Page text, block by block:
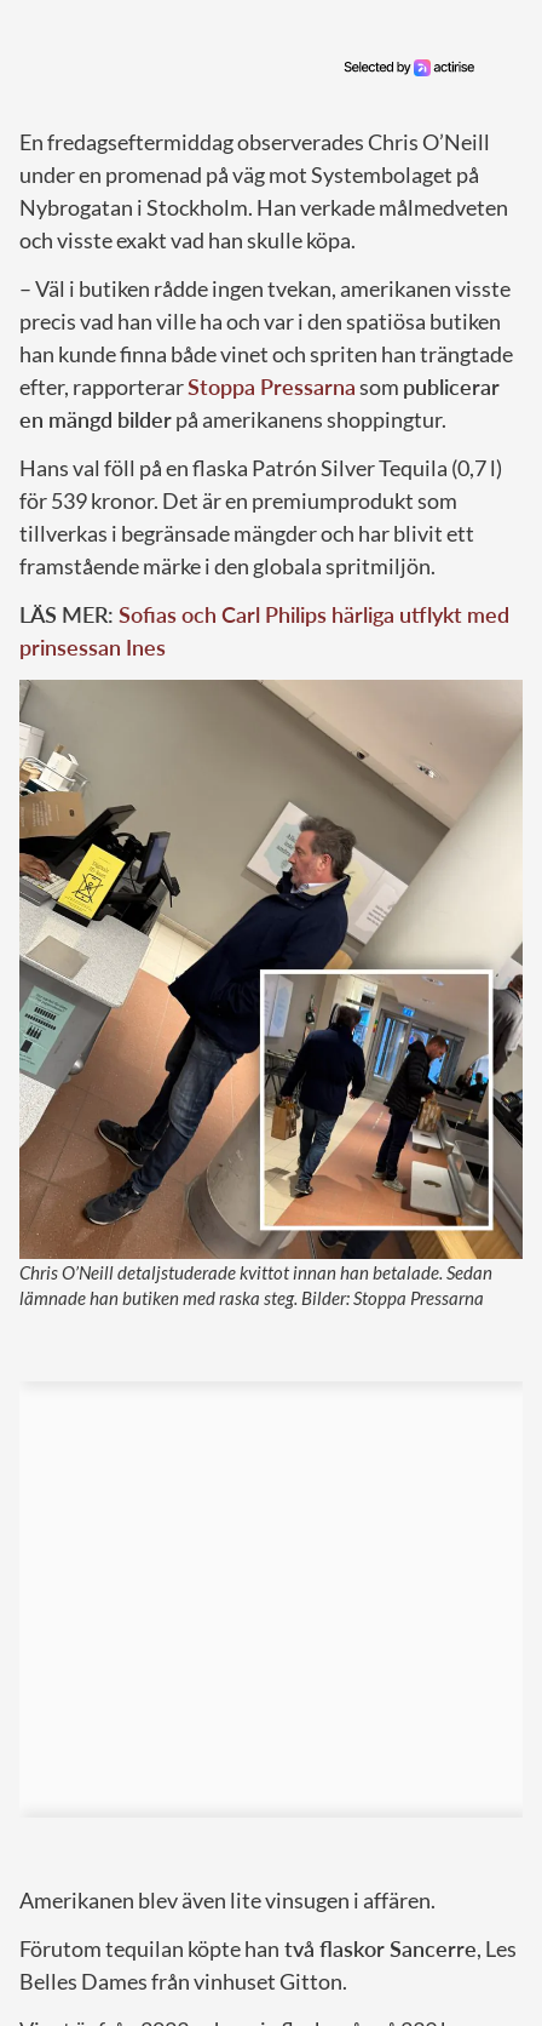
En fredagseftermiddag observerades Chris O’Neill
under en promenad på väg mot Systembolaget på
Nybrogatan i Stockholm. Han verkade målmedveten
och visste exakt vad han skulle köpa.
– Väl i butiken rådde ingen tvekan, amerikanen visste
precis vad han ville ha och var i den spatiösa butiken
han kunde finna både vinet och spriten han trängtade
efter, rapporterarStoppa Pressarnasom publicerar
en mängd bilderpå amerikanens shoppingtur.
Hans val föll på en flaska Patrón Silver Tequila (0,7 l)
för 539 kronor. Det är en premiumprodukt som
tillverkas i begränsade mängder och har blivit ett
framstående märke i den globala spritmiljön.
LÄS MER: Sofias och Carl Philips härliga utflykt med
prinsessan Ines
Chris O’Neill detaljstuderade kvittot innan han betalade. Sedan
lämnade han butiken med raska steg. Bilder: Stoppa Pressarna
Amerikanen blev även lite vinsugen i affären.
Förutom tequilan köpte han två flaskor Sancerre, Les
Belles Dames från vinhuset Gitton.